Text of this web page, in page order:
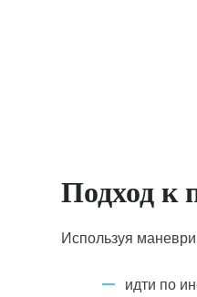
Подход к
Используя
идти по